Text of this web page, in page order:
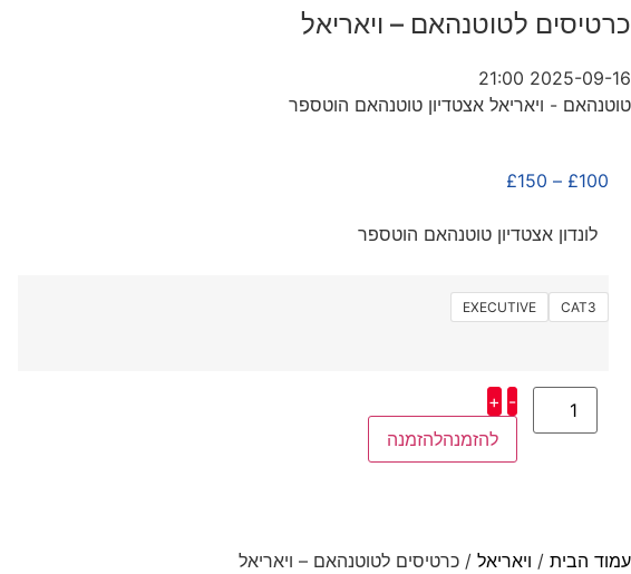
כרטיסים לטוטנהאם – ויאריאל
2025-09-16 21:00
טוטנהאם - ויאריאל אצטדיון טוטנהאם הוטספר
£100
–
£150
לונדון אצטדיון טוטנהאם הוטספר
CAT3
EXECUTIVE
-
+
להזמנה
עמוד הבית / ויאריאל / כרטיסים לטוטנהאם – ויאריאל